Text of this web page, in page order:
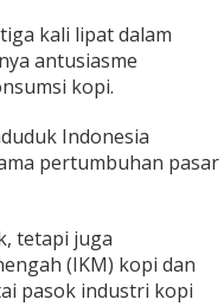
kali lipat dalam
antusiasme
kopi.
Indonesia
pertumbuhan pasar
tetapi juga
(IKM) kopi dan
pasok industri kopi